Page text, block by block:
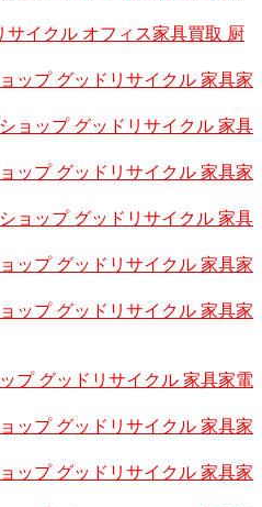
サイクル オフィス家具買取 厨
ップ グッドリサイクル 家具家
ョップ グッドリサイクル 家具
ップ グッドリサイクル 家具家
ョップ グッドリサイクル 家具
ップ グッドリサイクル 家具家
ップ グッドリサイクル 家具家
プ グッドリサイクル 家具家電
ップ グッドリサイクル 家具家
ップ グッドリサイクル 家具家